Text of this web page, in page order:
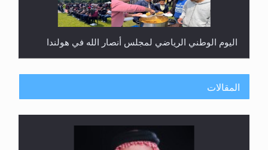
اليوم الوطني الرياضي لمجلس أنصار الله في هولندا
المقالات